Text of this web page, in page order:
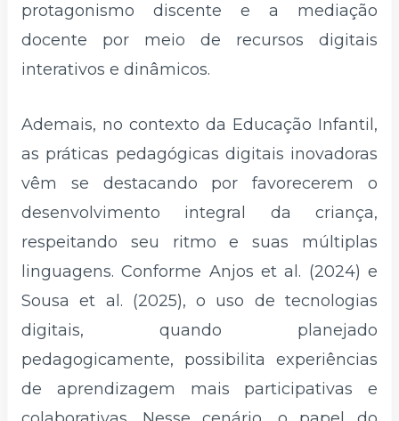
protagonismo discente e a mediação
docente por meio de recursos digitais
interativos e dinâmicos.
Ademais, no contexto da Educação Infantil,
as práticas pedagógicas digitais inovadoras
vêm se destacando por favorecerem o
desenvolvimento integral da criança,
respeitando seu ritmo e suas múltiplas
linguagens. Conforme Anjos et al. (2024) e
Sousa et al. (2025), o uso de tecnologias
digitais, quando planejado
pedagogicamente, possibilita experiências
de aprendizagem mais participativas e